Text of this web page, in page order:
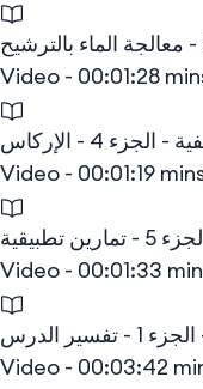
Video - 00:01:28
4 - الإركاس
Video - 00:01:19
Video - 00:01:33
الدرس
Video - 00:03:42